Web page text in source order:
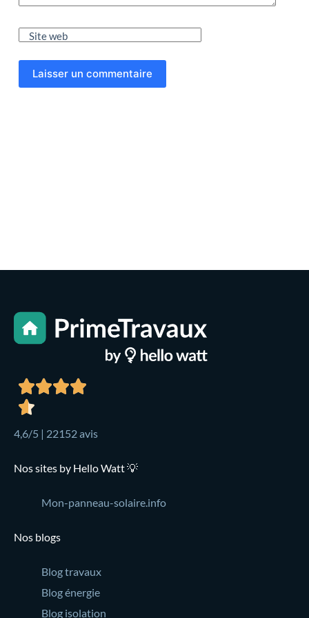
Site web
Laisser un commentaire
4,6/5 | 22152 avis
Nos sites by Hello Watt 💡
Mon-panneau-solaire.info
Nos blogs
Blog travaux
Blog énergie
Blog isolation